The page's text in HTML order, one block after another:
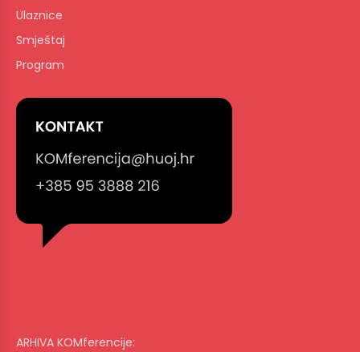
Ulaznice
Smještaj
Program
ARHIVA KOMferencije: